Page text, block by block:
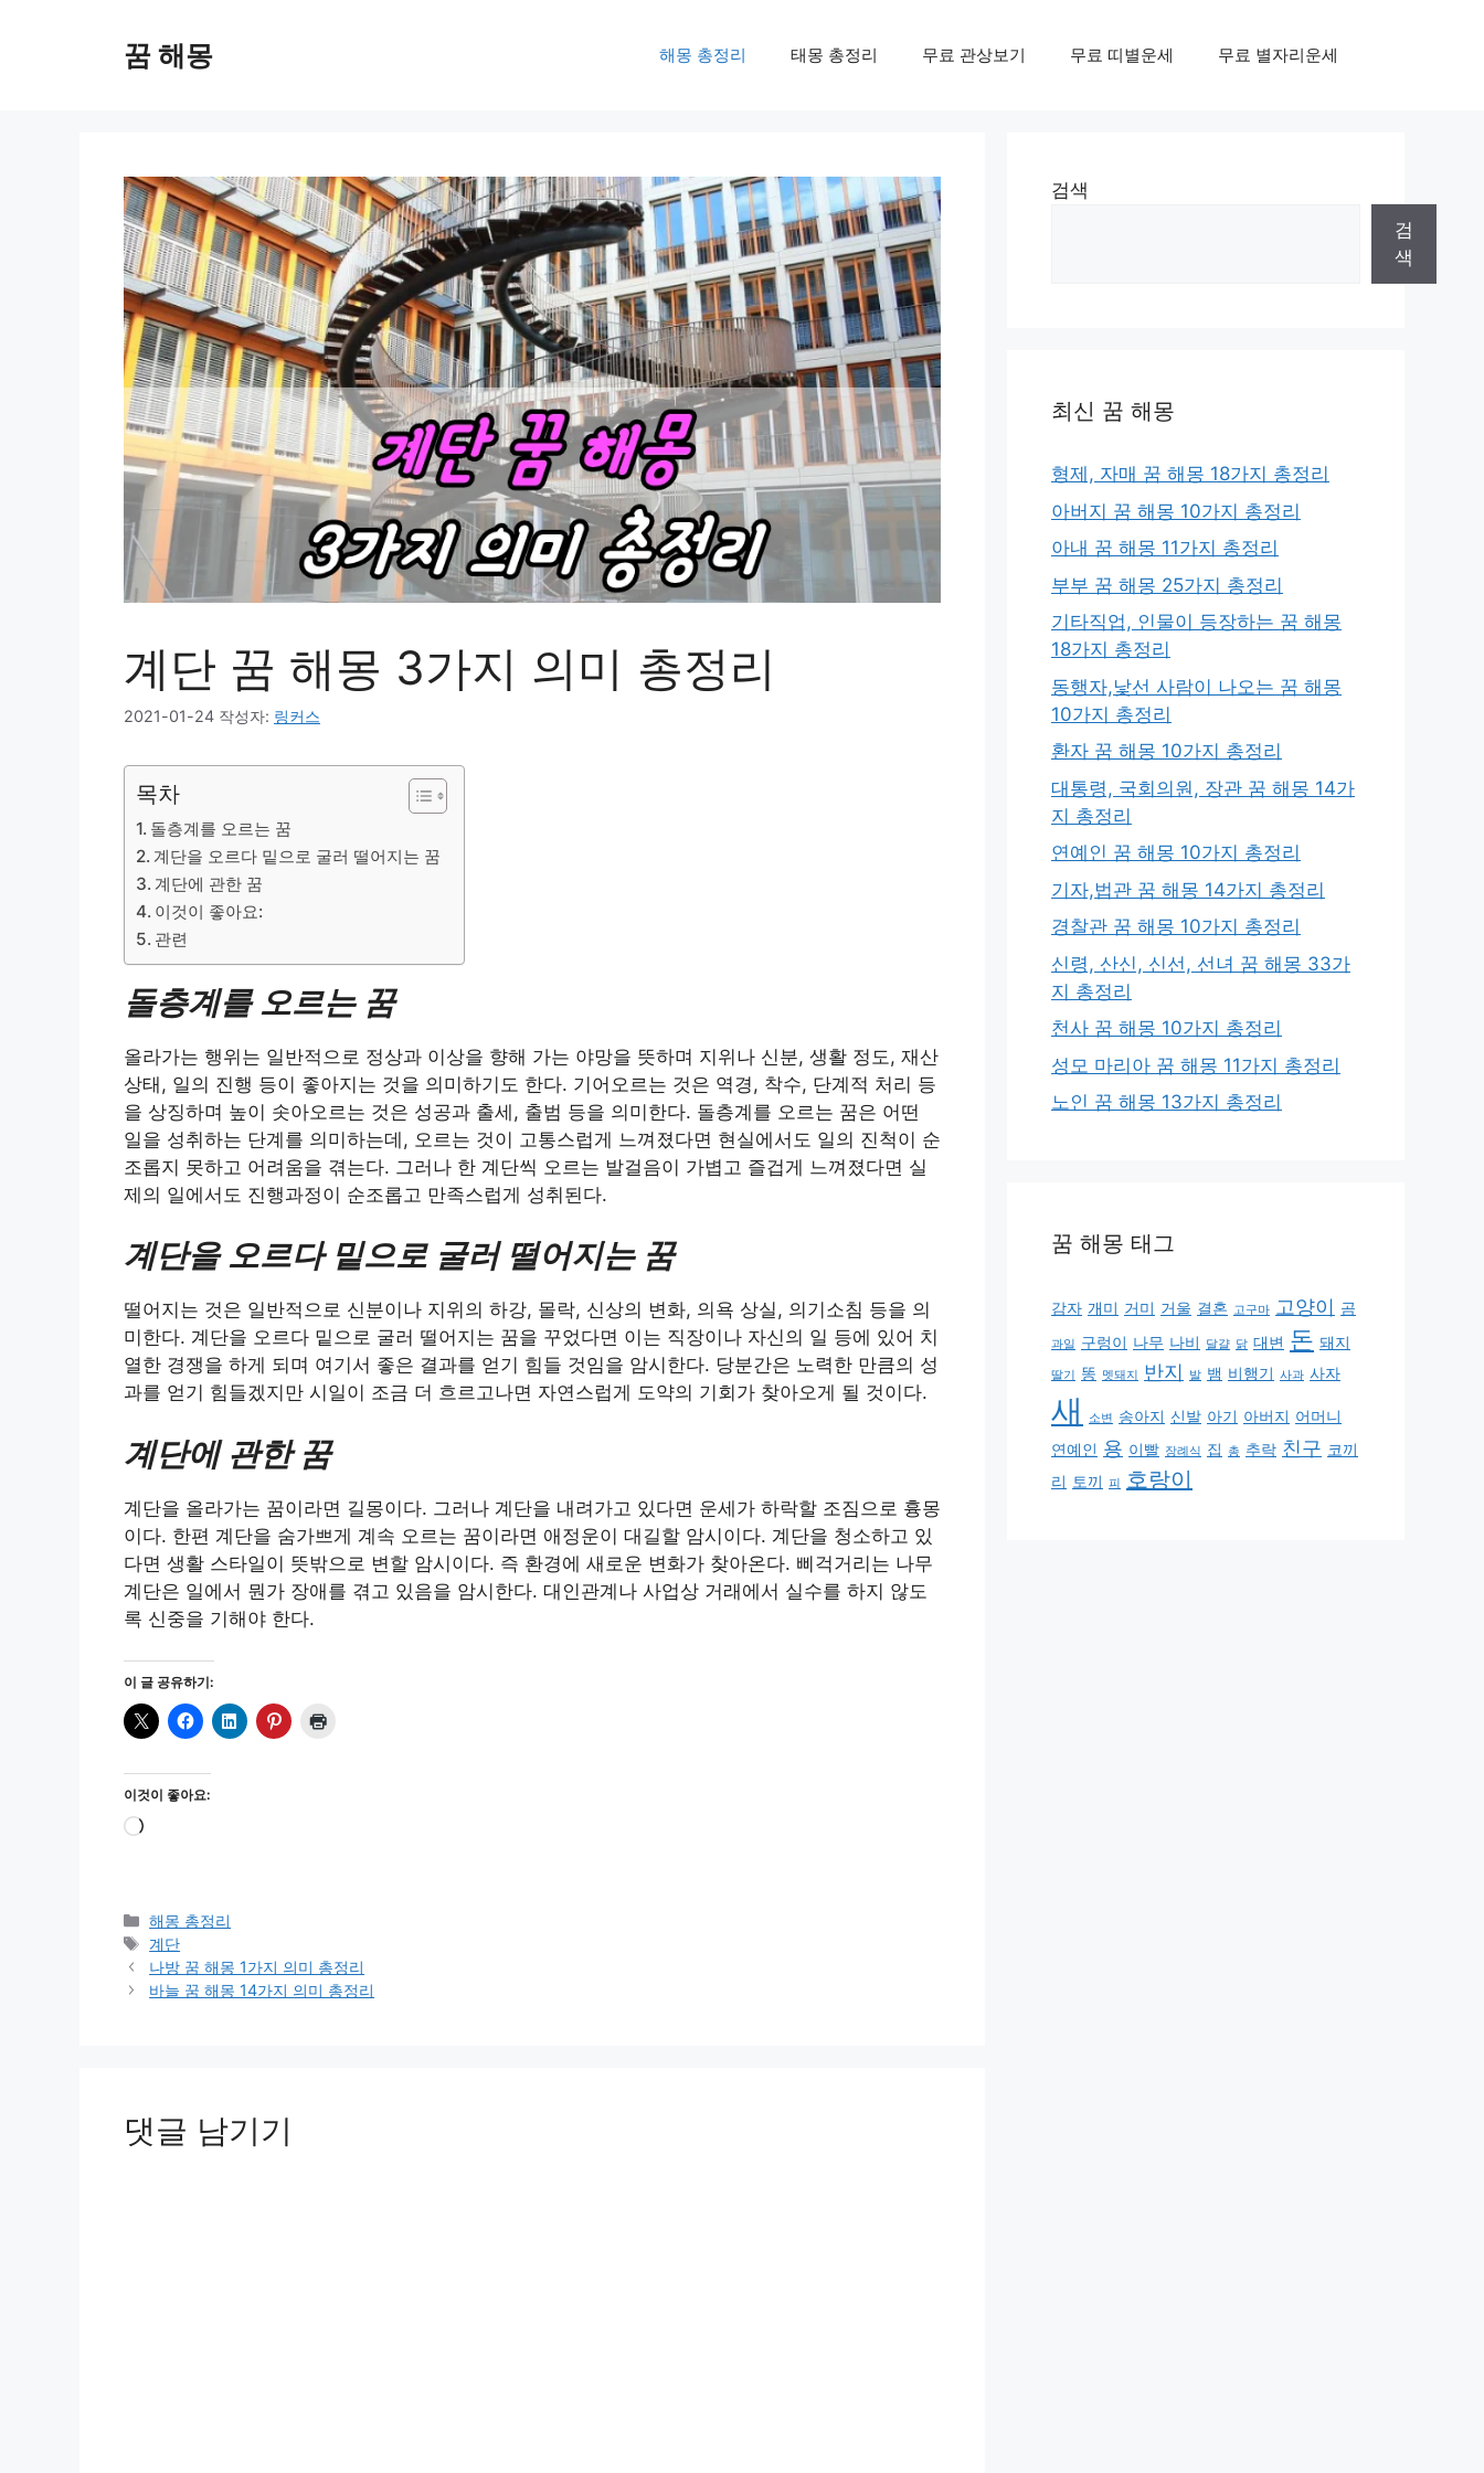
꿈 해몽 해몽 총정리 태몽 총정리 무료 관상보기 무료 띠별운세 무료 별자리운세
계단 꿈 해몽 3가지 의미 총정리
2021-01-24 작성자: 링커스
목차
돌층계를 오르는 꿈
계단을 오르다 밑으로 굴러 떨어지는 꿈
계단에 관한 꿈
이것이 좋아요:
관련
돌층계를 오르는 꿈
올라가는 행위는 일반적으로 정상과 이상을 향해 가는 야망을 뜻하며 지위나 신분, 생활 정도, 재산
상태, 일의 진행 등이 좋아지는 것을 의미하기도 한다. 기어오르는 것은 역경, 착수, 단계적 처리 등
을 상징하며 높이 솟아오르는 것은 성공과 출세, 출범 등을 의미한다. 돌층계를 오르는 꿈은 어떤
일을 성취하는 단계를 의미하는데, 오르는 것이 고통스럽게 느껴졌다면 현실에서도 일의 진척이 순
조롭지 못하고 어려움을 겪는다. 그러나 한 계단씩 오르는 발걸음이 가볍고 즐겁게 느껴졌다면 실
제의 일에서도 진행과정이 순조롭고 만족스럽게 성취된다.
계단을 오르다 밑으로 굴러 떨어지는 꿈
떨어지는 것은 일반적으로 신분이나 지위의 하강, 몰락, 신상의 변화, 의욕 상실, 의기소침 등을 의
미한다. 계단을 오르다 밑으로 굴러 떨어지는 꿈을 꾸었다면 이는 직장이나 자신의 일 등에 있어 치
열한 경쟁을 하게 되며 여기서 좋은 결과를 얻기 힘들 것임을 암시한다. 당분간은 노력한 만큼의 성
과를 얻기 힘들겠지만 시일이 조금 더 흐르고나면 자연스럽게 도약의 기회가 찾아오게 될 것이다.
계단에 관한 꿈
계단을 올라가는 꿈이라면 길몽이다. 그러나 계단을 내려가고 있다면 운세가 하락할 조짐으로 흉몽
이다. 한편 계단을 숨가쁘게 계속 오르는 꿈이라면 애정운이 대길할 암시이다. 계단을 청소하고 있
다면 생활 스타일이 뜻밖으로 변할 암시이다. 즉 환경에 새로운 변화가 찾아온다. 삐걱거리는 나무
계단은 일에서 뭔가 장애를 겪고 있음을 암시한다. 대인관계나 사업상 거래에서 실수를 하지 않도
록 신중을 기해야 한다.
이 글 공유하기:
이것이 좋아요:
로
카
테
고
리
해몽 총정리
태
그
계단
나방 꿈 해몽 1가지 의미 총정리
바늘 꿈 해몽 14가지 의미 총정리
댓글 남기기
검색
검
색
최신 꿈 해몽
형제, 자매 꿈 해몽 18가지 총정리
아버지 꿈 해몽 10가지 총정리
아내 꿈 해몽 11가지 총정리
부부 꿈 해몽 25가지 총정리
기타직업, 인물이 등장하는 꿈 해몽
18가지 총정리
동행자,낯선 사람이 나오는 꿈 해몽
10가지 총정리
환자 꿈 해몽 10가지 총정리
대통령, 국회의원, 장관 꿈 해몽 14가
지 총정리
연예인 꿈 해몽 10가지 총정리
기자,법관 꿈 해몽 14가지 총정리
경찰관 꿈 해몽 10가지 총정리
신령, 산신, 신선, 선녀 꿈 해몽 33가
지 총정리
천사 꿈 해몽 10가지 총정리
성모 마리아 꿈 해몽 11가지 총정리
노인 꿈 해몽 13가지 총정리
꿈 해몽 태그
감자 개미 거미 거울 결혼 고구마 고양이 곰
과일 구렁이 나무 나비 달걀 닭 대변 돈 돼지
딸기 똥 멧돼지 반지 발 뱀 비행기 사과 사자
새 소변 송아지 신발 아기 아버지 어머니
연예인 용 이빨 장례식 집 총 추락 친구 코끼
리 토끼 피 호랑이